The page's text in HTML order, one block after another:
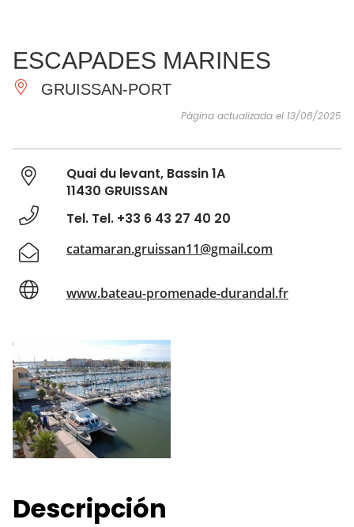
IMPRESCINDIBLES
HACER
INSPIRACIONES
ESCAPADES MARINES
GRUISSAN-PORT
Página actualizada el 13/08/2025
Quai du levant, Bassin 1A
11430 GRUISSAN
Tel. Tel. +33 6 43 27 40 20
catamaran.gruissan11@gmail.com
www.bateau-promenade-durandal.fr
Descripción